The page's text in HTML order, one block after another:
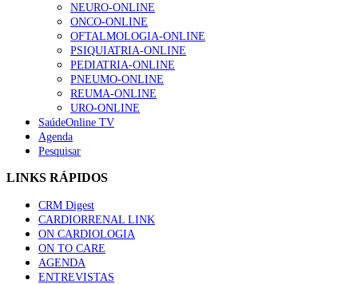
“Os programas de rastreio do cancro do pulmão são
custo-efetivos e representam um investimento
sustentável para os sistemas de saúde”
88 visualizações
Quase quatro em cada dez doentes com enfarte
apresentavam níveis elevados de Lp(a), revela estudo
Trodelvy aprovado para primeira linha no cancro da
mama triplo negativo metastático em doentes não
elegíveis para inibidores PD-(L)1
61 visualizações
NEURO-ONLINE
ONCO-ONLINE
OFTALMOLOGIA-ONLINE
PSIQUIATRIA-ONLINE
PEDIATRIA-ONLINE
PNEUMO-ONLINE
REUMA-ONLINE
URO-ONLINE
SaúdeOnline TV
Agenda
Pesquisar
LINKS RÁPIDOS
CRM Digest
CARDIORRENAL LINK
ON CARDIOLOGIA
ON TO CARE
AGENDA
ENTREVISTAS